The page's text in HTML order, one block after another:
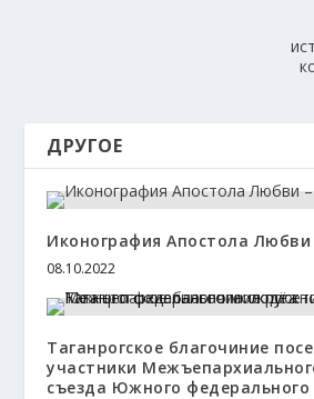
ДРУГОЕ
Иконография Апостола Любви
08.10.2022
Таганрогское благочиние
участники
съезда Южного федерального